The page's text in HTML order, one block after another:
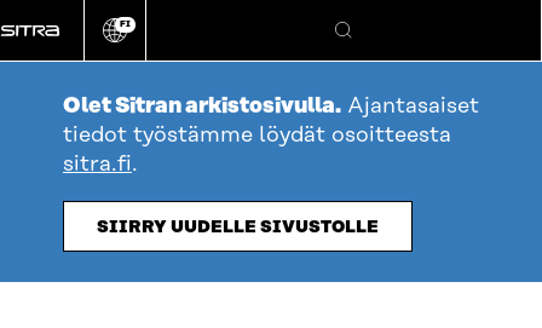
suoraan
sisältöön
Vaihda
kieli
FI
Hae
Olet Sitran arkistosivulla. Ajantasaiset
tiedot työstämme löydät osoitteesta
sitra.fi.
SIIRRY UUDELLE SIVUSTOLLE